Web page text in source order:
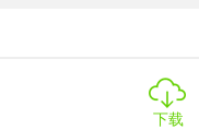
言学习、数学启蒙、
同步显示，促进语言
下载